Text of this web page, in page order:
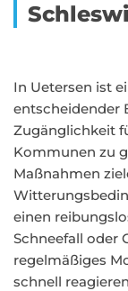
In Uetersen ist
entscheidender
Zugänglichkeit
Kommunen zu
Maßnahmen
einen
Schneefall oder
regelmäßiges
schnell